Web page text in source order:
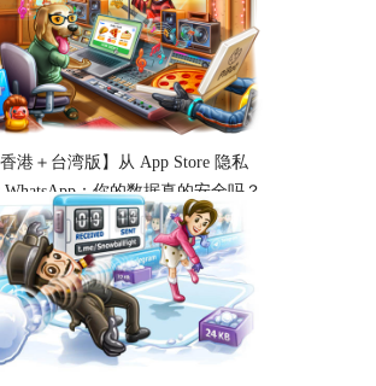
香港＋台湾版】从 App Store 隐私
：你的数据真的安全吗？